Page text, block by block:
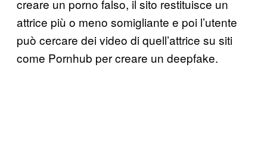
creare un porno falso, il sito restituisce un
attrice più o meno somigliante e poi l’utente
può cercare dei video di quell’attrice su siti
come Pornhub per creare un deepfake.